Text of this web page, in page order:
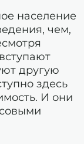
население
чем,
другую
здесь
И они